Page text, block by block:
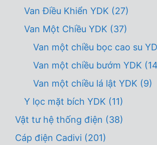
Van Điều Khiển YDK (27)
Van Một Chiều YDK (37)
Van một chiều bọc cao su
Van một chiều bướm YDK
Van một chiều lá lật YDK (9)
Y lọc mặt bích YDK (11)
Vật tư hệ thống điện (38)
Cáp điện Cadivi (201)